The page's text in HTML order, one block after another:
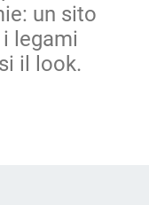
un sito
legami
il look.